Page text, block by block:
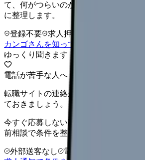
て、何がつらいのか、辞めるべきか、
に整理します。
登録不要 求人押し売りなし
病院
カンゴさんを知ってから相談する
ゆっくり聞きます
電話が苦手な人へ
転職サイトの連絡が不安なら、希望条
ておきましょう。
今すぐ応募しない段階では、電話相談
前相談で条件を整理すると負担を抑え
外部送客なし 電話なしで条件保存